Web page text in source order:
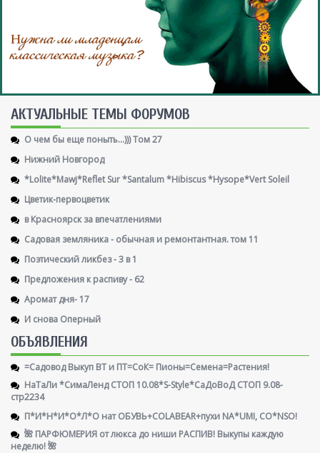
AКТУАЛЬНЫЕ ТЕМЫ ФОРУМОВ
О чем бы еще поныть...))) Том 27
Нижний Новгород
*Lolite*Mawj*Reflet Sur *Santalum *Hibiscus *Hysope*Vert Soleil
Цветик-первоцветик
в Красноярск за впечатлениями
Садовая земляника - обычная и ремонтантная. том 11
Поэтический ликбез - 3 в 1
Предложения к распиву - 62
Аромат дня- 17
И снова Оперный
ОБЪЯВЛЕНИЯ
=Садовод Выкуп ВТ и ПТ=СоК= Пионы=Семена=Растения!
НаТаЛи *СимаЛенд СТОП 10.08*S-Style*СаДоВоД СТОП 9.08-
стр2234
П*И*Н*И*О*Л*О нат ОБУВЬ+COLABEAR+пухи NA*UMI, CO*NSO!
🌺 ПАРФЮМЕРИЯ от люкса до ниши РАСПИВ! Выкупы каждую
неделю! 🌺